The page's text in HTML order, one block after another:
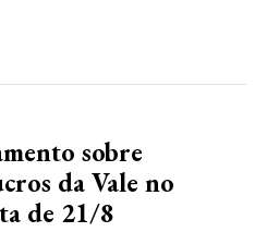
sobre
da Vale no
de 21/8